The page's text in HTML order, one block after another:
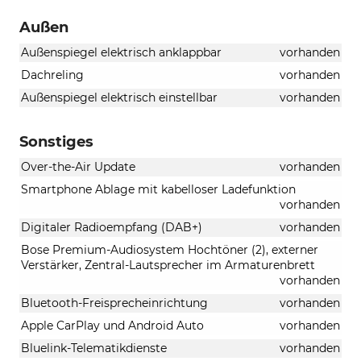
Außen
Außenspiegel elektrisch anklappbar
vorhanden
Dachreling
vorhanden
Außenspiegel elektrisch einstellbar
vorhanden
Sonstiges
Over-the-Air Update
vorhanden
Smartphone Ablage mit kabelloser Ladefunktion
vorhanden
Digitaler Radioempfang (DAB+)
vorhanden
Bose Premium-Audiosystem Hochtöner (2), externer
Verstärker, Zentral-Lautsprecher im Armaturenbrett
vorhanden
Bluetooth-Freisprecheinrichtung
vorhanden
Apple CarPlay und Android Auto
vorhanden
Bluelink-Telematikdienste
vorhanden